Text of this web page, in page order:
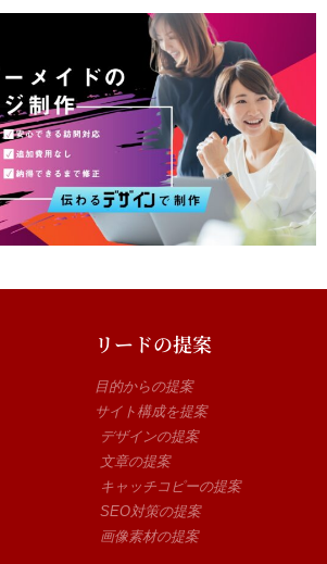
リードの提案
目的からの提案
サイト構成を提案
デザインの提案
文章の提案
キャッチコピーの提案
SEO対策の提案
画像素材の提案